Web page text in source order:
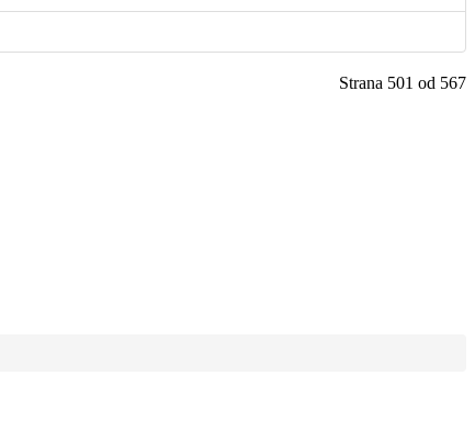
Strana 501 od 567